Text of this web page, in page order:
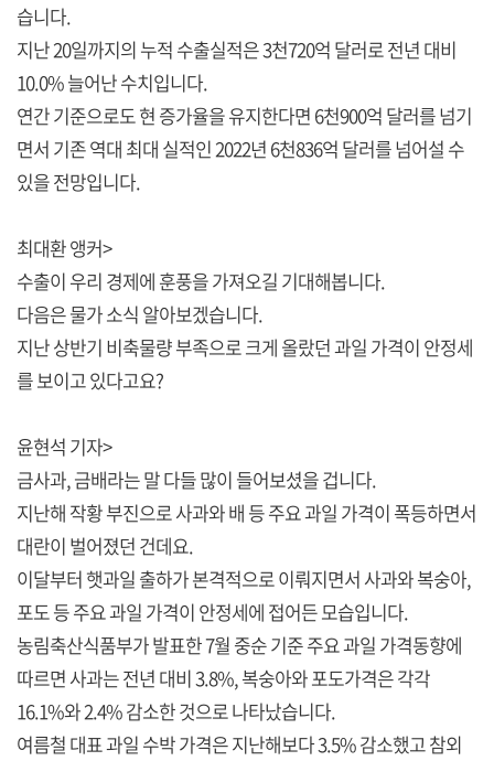
습니다.
지난 20일까지의 누적 수출실적은 3천720억 달러로 전년 대비
10.0% 늘어난 수치입니다.
연간 기준으로도 현 증가율을 유지한다면 6천900억 달러를 넘기
면서 기존 역대 최대 실적인 2022년 6천836억 달러를 넘어설 수
있을 전망입니다.
최대환 앵커>
수출이 우리 경제에 훈풍을 가져오길 기대해봅니다.
다음은 물가 소식 알아보겠습니다.
지난 상반기 비축물량 부족으로 크게 올랐던 과일 가격이 안정세
를 보이고 있다고요?
윤현석 기자>
금사과, 금배라는 말 다들 많이 들어보셨을 겁니다.
지난해 작황 부진으로 사과와 배 등 주요 과일 가격이 폭등하면서
대란이 벌어졌던 건데요.
이달부터 햇과일 출하가 본격적으로 이뤄지면서 사과와 복숭아,
포도 등 주요 과일 가격이 안정세에 접어든 모습입니다.
농림축산식품부가 발표한 7월 중순 기준 주요 과일 가격동향에
따르면 사과는 전년 대비 3.8%, 복숭아와 포도가격은 각각
16.1%와 2.4% 감소한 것으로 나타났습니다.
여름철 대표 과일 수박 가격은 지난해보다 3.5% 감소했고 참외